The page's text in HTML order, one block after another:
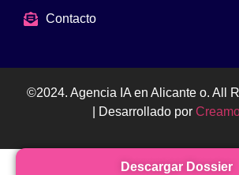
Descargar Dossier
Contacto
©2024. Agencia IA en Alicante o. All
| Desarrollado por